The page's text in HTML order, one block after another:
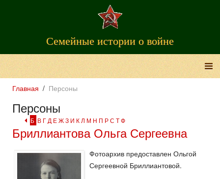
Семейные истории о войне
Главная Персоны
Персоны
Б В Г Д ЕЖЗ И К Л М Н П РС ТФ
Бриллиантова Ольга Сергеевна
Фотоархив предоставлен Ольгой
Сергеевной Бриллиантовой.